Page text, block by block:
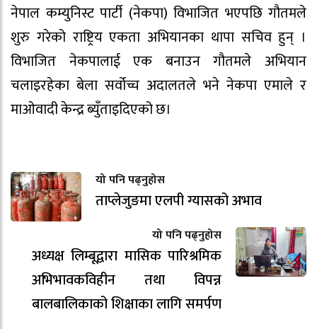
नेपाल कम्युनिस्ट पार्टी (नेकपा) विभाजित भएपछि गौतमले
शुरु गरेको राष्ट्रिय एकता अभियानका थापा सचिव हुन् ।
विभाजित नेकपालाई एक बनाउन गौतमले अभियान
चलाइरहेका बेला सर्वोच्च अदालतले भने नेकपा एमाले र
माओवादी केन्द्र ब्युँताइदिएको छ।
यो पनि पढ्नुहोस
ताप्लेजुङमा एलपी ग्यासको अभाव
यो पनि पढ्नुहोस
अध्यक्ष लिम्बूद्वारा मासिक पारिश्रमिक
अभिभावकविहीन तथा विपन्न
बालबालिकाको शिक्षाका लागि समर्पण